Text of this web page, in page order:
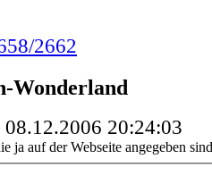
2662
Wonderland
08.12.2006 20:24:03
ja auf der Webseite angegeben